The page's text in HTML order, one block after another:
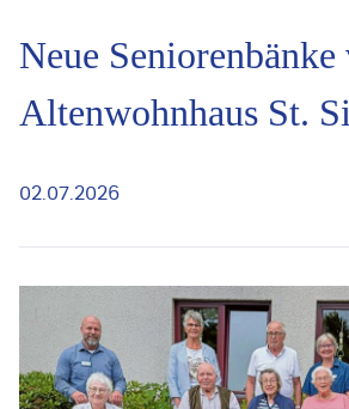
Neue Seniorenbänke
Altenwohnhaus St.
02.07.2026